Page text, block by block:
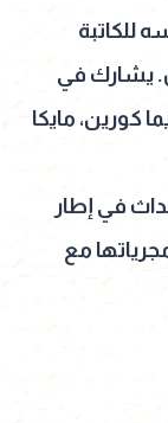
للكاتبة
يشارك في
كورين، مايكا
في إطار
مع